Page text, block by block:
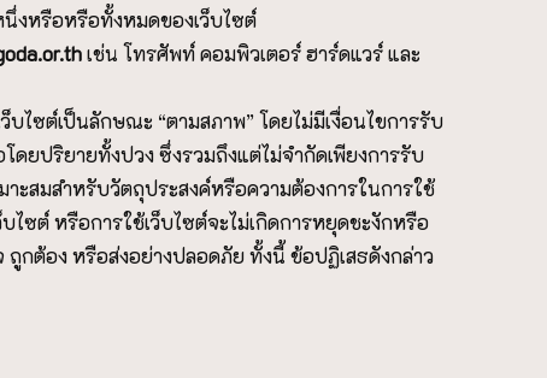
งหรือหรือทั้งหมดของเว็บไซต์
เช่น โทรศัพท์ คอมพิวเตอร์ ฮาร์ดแวร์ และ
ไซต์เป็นลักษณะ “ตามสภาพ” โดยไม่มีเงื่อนไขการรับ
ดยปริยายทั้งปวง ซึ่งรวมถึงแต่ไม่จำกัดเพียงการรับ
ะสมสำหรับวัตถุประสงค์หรือความต้องการในการใช้
ไซต์ หรือการใช้เว็บไซต์จะไม่เกิดการหยุดชะงักหรือ
กต้อง หรือส่งอย่างปลอดภัย ทั้งนี้ ข้อปฏิเสธดังกล่าว